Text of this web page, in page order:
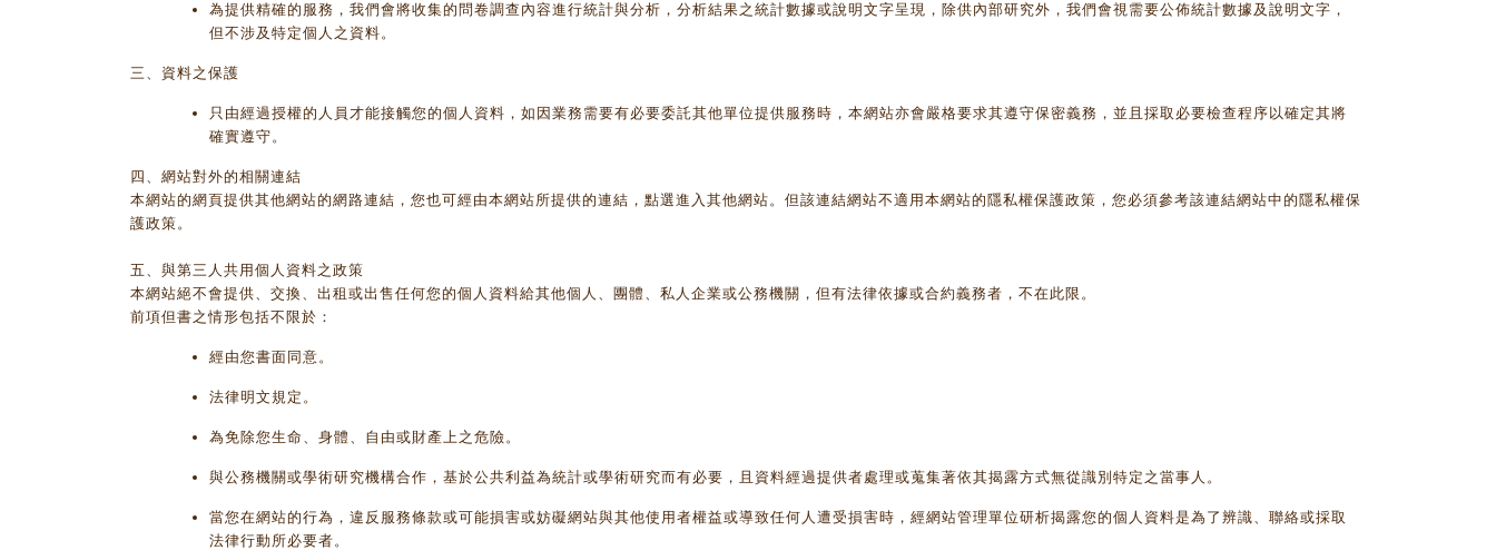
為提供精確的服務，我們會將收集的問卷調查內容進行統計與分析，分析結果之統計數據或說明文字呈現，除供內部研究外，我們會視需要公佈統計數據及說明文字，
但不涉及特定個人之資料。
三、資料之保護
只由經過授權的人員才能接觸您的個人資料，如因業務需要有必要委託其他單位提供服務時，本網站亦會嚴格要求其遵守保密義務，並且採取必要檢查程序以確定其將
確實遵守。
四、網站對外的相關連結
本網站的網頁提供其他網站的網路連結，您也可經由本網站所提供的連結，點選進入其他網站。但該連結網站不適用本網站的隱私權保護政策，您必須參考該連結網站中的隱私權保
護政策。
五、與第三人共用個人資料之政策
本網站絕不會提供、交換、出租或出售任何您的個人資料給其他個人、團體、私人企業或公務機關，但有法律依據或合約義務者，不在此限。
前項但書之情形包括不限於：
經由您書面同意。
法律明文規定。
為免除您生命、身體、自由或財產上之危險。
與公務機關或學術研究機構合作，基於公共利益為統計或學術研究而有必要，且資料經過提供者處理或蒐集著依其揭露方式無從識別特定之當事人。
當您在網站的行為，違反服務條款或可能損害或妨礙網站與其他使用者權益或導致任何人遭受損害時，經網站管理單位研析揭露您的個人資料是為了辨識、聯絡或採取
法律行動所必要者。